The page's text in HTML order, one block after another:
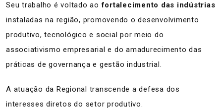
Seu trabalho é voltado aofortalecimento das indústrias
instaladas na região, promovendo o desenvolvimento
produtivo, tecnológico e social por meio do
associativismo empresarial e do amadurecimento das
práticas de governança e gestão industrial.
A atuação da Regional transcende a defesa dos
interesses diretos do setor produtivo.